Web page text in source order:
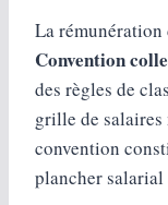
La rémunération
Convention
des règles de
grille de salaires
convention
plancher salarial